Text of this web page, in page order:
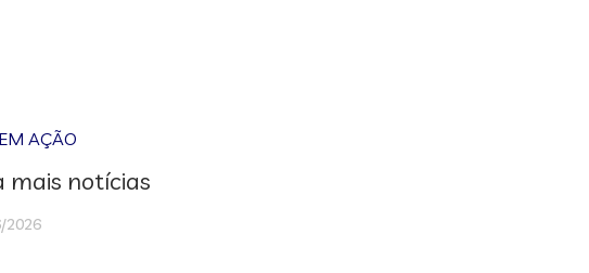
AÇÃO
mais notícias
2026